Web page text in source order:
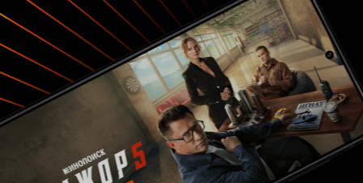
и если сравнивать с лентой ' По щучьему', здесь
кажется, что тренд на экранизацию сказок
такими темпами очень скоро пойдет на дно. И
мало верится что будет добрый Водяной, что
спасет этот тренд. 3 из 10